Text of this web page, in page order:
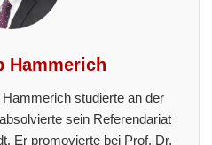
Hammerich
studierte an der
sein Referendariat
Er promovierte bei Prof. Dr.